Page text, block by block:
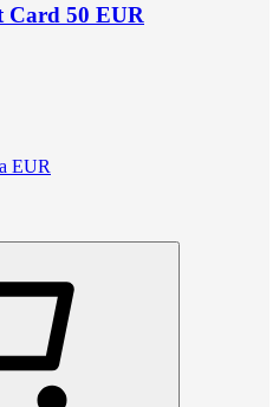
Card 50 EUR
EUR